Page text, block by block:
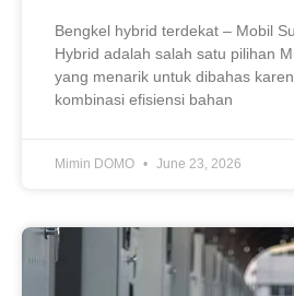
Bengkel hybrid terdekat – Mobil
Hybrid adalah salah satu pilihan
yang menarik untuk dibahas
kombinasi efisiensi bahan
Mimin DOMO June 23, 2026